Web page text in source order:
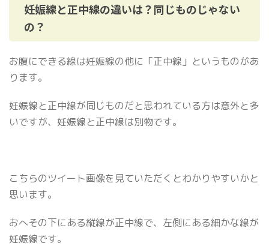
妊娠線と正中線の違いは？同じものじゃない
の？
お腹にできる線は妊娠線の他に「正中線」というものがあ
ります。
妊娠線と正中線が同じものだと思われている方は意外と多
いですが、妊娠線と正中線は別物です。
こちらのツイート画像を見ていただくとわかりやすいかと
思います。
おへその下にある縦線が正中線で、左側にある細かな線が
妊娠線です。